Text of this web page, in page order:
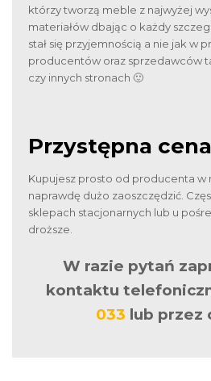
którzy tworzą meble z najwyżej
materiałów dbając o każdy
stał się przyjemnością a nie jak w
producentów oraz sprzedawców
czy innych stronach 🙂
Przystępna
Kupujesz prosto od producenta w
naprawdę dużo zaoszczędzić.
sklepach stacjonarnych lub u
droższe.
W razie pytań
kontaktu
033 lub przez